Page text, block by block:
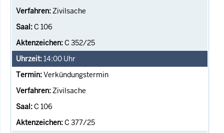
Zivilsache
C 106
C 352/25
14:00 Uhr
Verkündungstermin
Zivilsache
C 106
C 377/25